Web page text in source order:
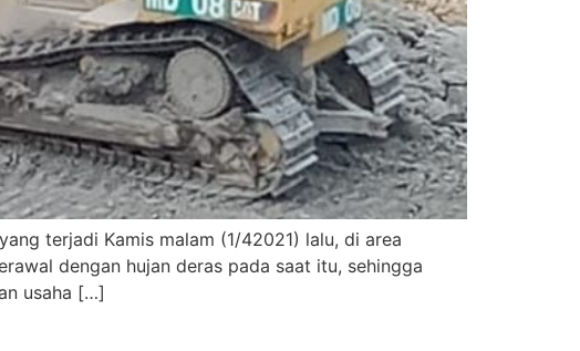
terjadi Kamis malam (1/42021) lalu, di area
dengan hujan deras pada saat itu, sehingga
usaha […]